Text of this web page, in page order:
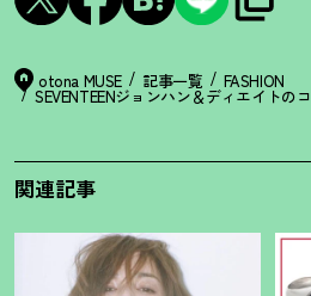
otona MUSE 記事一覧 FASHION
SEVENTEENジョンハン＆ディエイトの
関連記事